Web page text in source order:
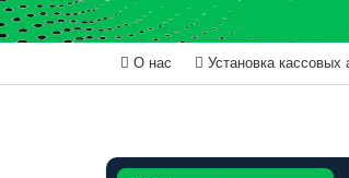
О нас Установка кассовых